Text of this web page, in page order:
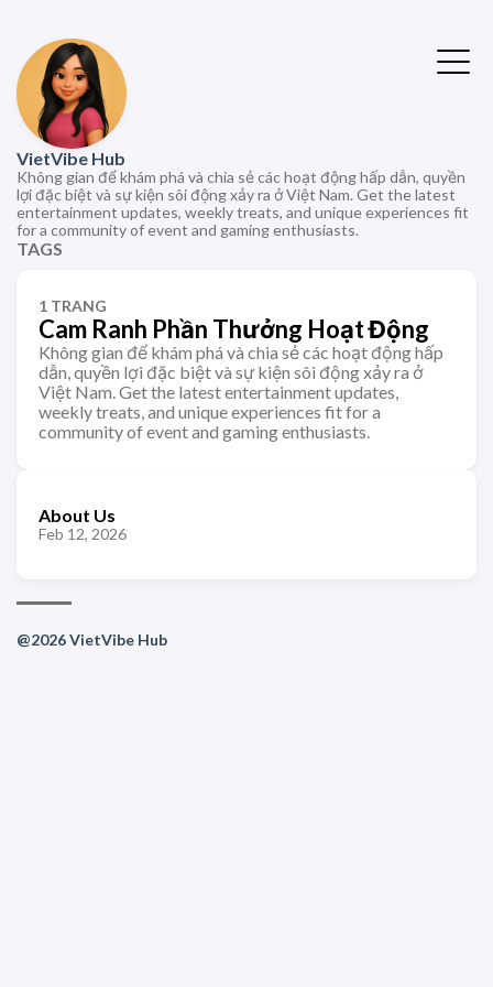
VietVibe Hub
Không gian để khám phá và chia sẻ các hoạt động hấp dẫn, quyền
lợi đặc biệt và sự kiện sôi động xảy ra ở Việt Nam. Get the latest
entertainment updates, weekly treats, and unique experiences fit
for a community of event and gaming enthusiasts.
TAGS
1 TRANG
Cam Ranh Phần Thưởng Hoạt Động
Không gian để khám phá và chia sẻ các hoạt động hấp
dẫn, quyền lợi đặc biệt và sự kiện sôi động xảy ra ở
Việt Nam. Get the latest entertainment updates,
weekly treats, and unique experiences fit for a
community of event and gaming enthusiasts.
About Us
Feb 12, 2026
@2026 VietVibe Hub